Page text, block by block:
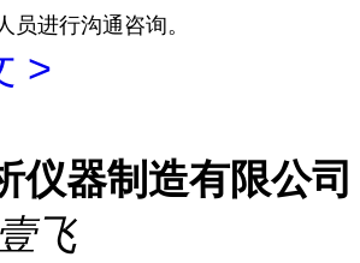
员进行沟通咨询。
>
仪器制造有限公司
飞